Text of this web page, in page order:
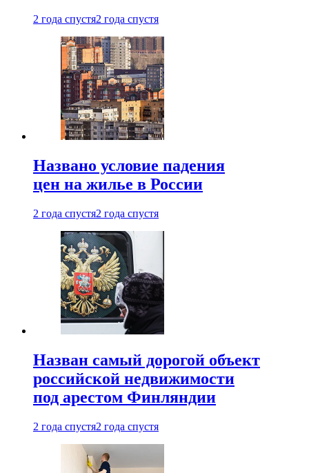
2 года спустя2 года спустя
Названо условие падения
цен на жилье в России
2 года спустя2 года спустя
Назван самый дорогой объект
российской недвижимости
под арестом Финляндии
2 года спустя2 года спустя